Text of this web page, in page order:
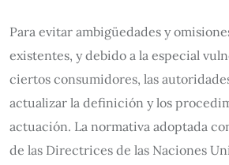
Para evitar ambigüedades y
existentes, y debido a la especial
ciertos consumidores, las
actualizar la definición y los
actuación. La normativa adoptada
de las Directrices de las Naciones